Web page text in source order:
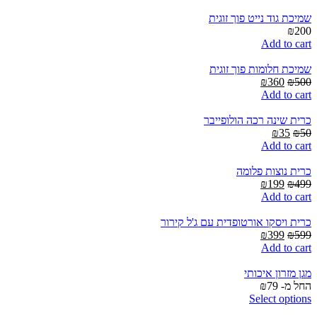
שמיכת גוד נייט פוך זוגית
₪200
Add to cart
שמיכת חלומות פוך זוגית
₪500
Original
price
₪500.
₪360
₪360.
Add to cart
כרית שינה רכה הולופייבר
₪50
Original
price
₪50.
₪35
price
₪35.
Add to cart
כרית נוצות פלומה
₪499
Original
price
₪499.
₪199
₪199.
Add to cart
כרית ויסקו אורטופדית עם ג'ל קירור
₪599
Original
price
₪599.
₪399
₪399.
Add to cart
מגן מזרון איכותי
החל מ-
₪79
Select options